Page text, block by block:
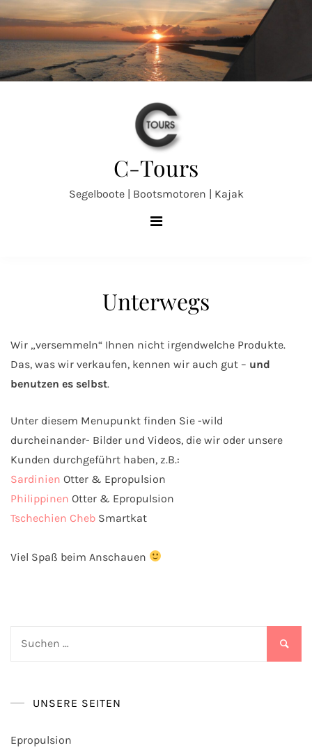
to
content
C-Tours
Segelboote | Bootsmotoren | Kajak
Unterwegs
Wir „versemmeln“ Ihnen nicht irgendwelche Produkte.
Das, was wir verkaufen, kennen wir auch gut – und
benutzen es selbst.
Unter diesem Menupunkt finden Sie -wild
durcheinander- Bilder und Videos, die wir oder unsere
Kunden durchgeführt haben, z.B.:
Sardinien Otter & Epropulsion
Philippinen Otter & Epropulsion
Tschechien Cheb Smartkat
Viel Spaß beim Anschauen
UNSERE SEITEN
Epropulsion